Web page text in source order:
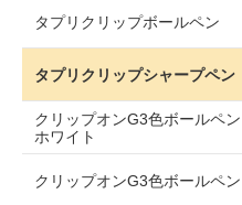
タプリクリップボールペン
タプリクリップシャープペン
クリップオンG3色ボールペン
ホワイト
クリップオンG3色ボールペン